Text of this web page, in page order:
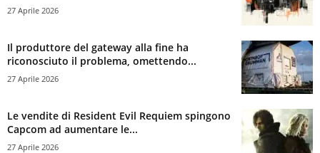
27 Aprile 2026
Il produttore del gateway alla fine ha
riconosciuto il problema, omettendo...
27 Aprile 2026
Le vendite di Resident Evil Requiem spingono
Capcom ad aumentare le...
27 Aprile 2026